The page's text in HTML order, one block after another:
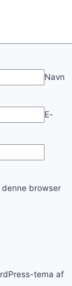
Navn
E-
browser
tema af